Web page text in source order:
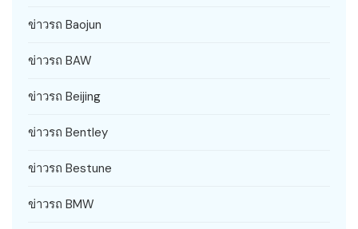
ข่าวรถ Baojun
ข่าวรถ BAW
ข่าวรถ Beijing
ข่าวรถ Bentley
ข่าวรถ Bestune
ข่าวรถ BMW